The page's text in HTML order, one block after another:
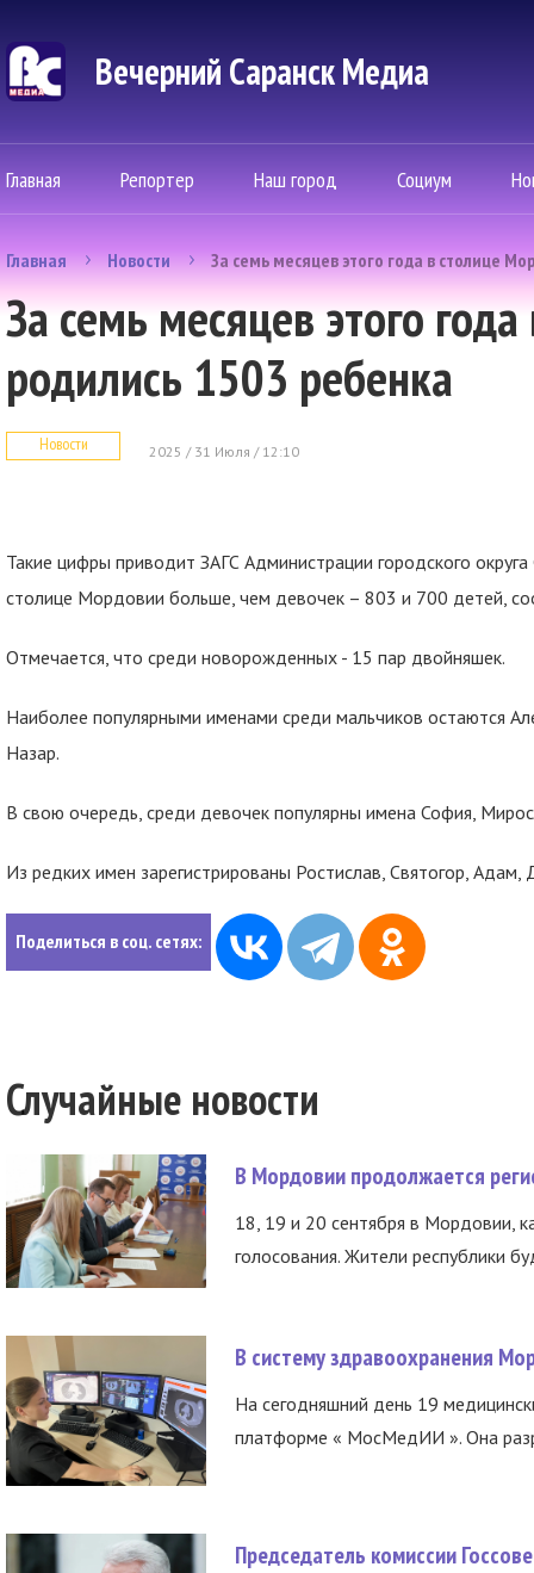
Вечерний Саранск Mедиа
Главная Репортер Наш город Социум
Главная Новости За семь месяцев этого года в столице
За семь месяцев этого
родились 1503 ребенка
Новости 2025 / 31 Июля / 12:10
Такие цифры приводит ЗАГС Администрации городского
столице Мордовии больше, чем девочек – 803 и 700 детей,
Отмечается, что среди новорожденных - 15 пар двойняшек.
Наиболее популярными именами среди мальчиков остаются
Назар.
В свою очередь, среди девочек популярны имена София,
Из редких имен зарегистрированы Ростислав, Святогор,
Поделиться в соц. сетях:
Случайные новости
В Мордовии продолжается
18, 19 и 20 сентября в Мордовии,
голосования. Жители республики
В систему здравоохранения
На сегодняшний день 19
платформе « МосМедИИ ». Она
Председатель комиссии